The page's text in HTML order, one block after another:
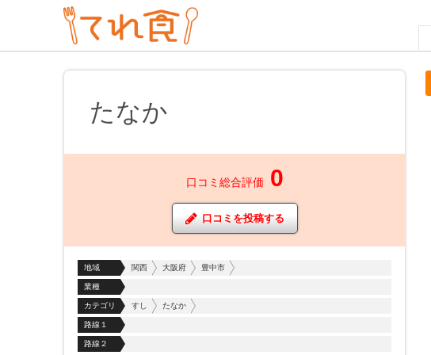
たなか
口コミ総合評価 0
口コミを投稿する
地域 関西 大阪府 豊中市
業種
カテゴリ すし たなか
路線１
路線２